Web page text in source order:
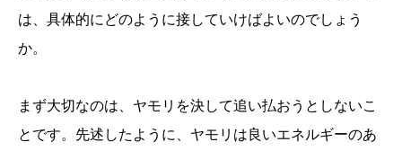
は、具体的にどのように接していけばよいのでしょう
か。
まず大切なのは、ヤモリを決して追い払おうとしないこ
とです。先述したように、ヤモリは良いエネルギーのあ